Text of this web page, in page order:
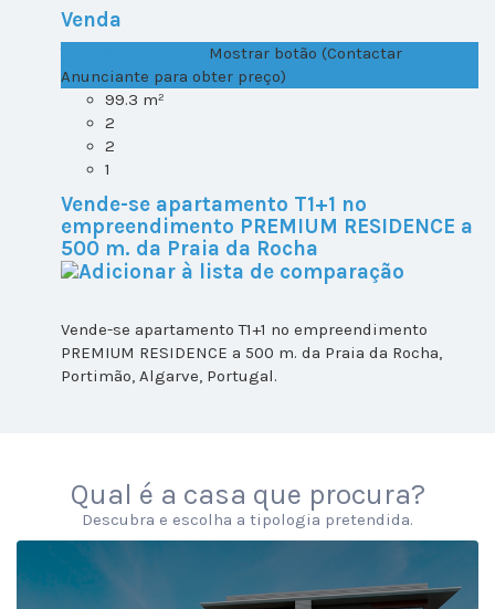
Venda
Mostrar botão (Contactar
Anunciante para obter preço)
99.3 m²
2
2
1
Vende-se apartamento T1+1 no
empreendimento PREMIUM RESIDENCE a
500 m. da Praia da Rocha
Vende-se apartamento T1+1 no empreendimento
PREMIUM RESIDENCE a 500 m. da Praia da Rocha,
Portimão, Algarve, Portugal.
Qual é a casa que procura?
Descubra e escolha a tipologia pretendida.